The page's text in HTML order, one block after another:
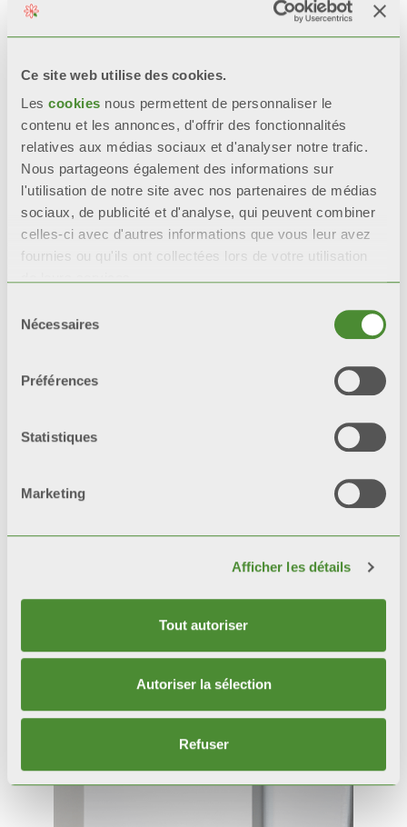
Ce site web utilise des cookies.
Les cookies nous permettent de personnaliser le
contenu et les annonces, d'offrir des fonctionnalités
relatives aux médias sociaux et d'analyser notre trafic.
Nous partageons également des informations sur
l'utilisation de notre site avec nos partenaires de médias
sociaux, de publicité et d'analyse, qui peuvent combiner
celles-ci avec d'autres informations que vous leur avez
fournies ou qu'ils ont collectées lors de votre utilisation
Nécessaires
Préférences
Statistiques
Marketing
Afficher les détails
Tout autoriser
Autoriser la sélection
Refuser
RÉSISTANCE CERTIFIÉE
accélérée*, les radiateurs
avec une double couche de
peinturerestent 200%
plus
intacts que les radiateurs
avec une seule couche de
peinture.
*tests de référence : test en
brouillard salin et test
humidistatique.
Produits
connexes